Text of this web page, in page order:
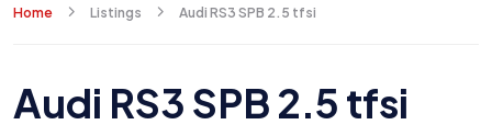
Home Listings Audi RS3 SPB 2.5 tfsi
Audi RS3 SPB 2.5 tfsi